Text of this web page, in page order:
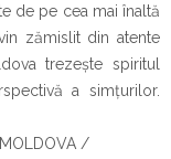
de pe cea mai înaltă
zămislit din atente
trezește spiritul
a simțurilor.
/